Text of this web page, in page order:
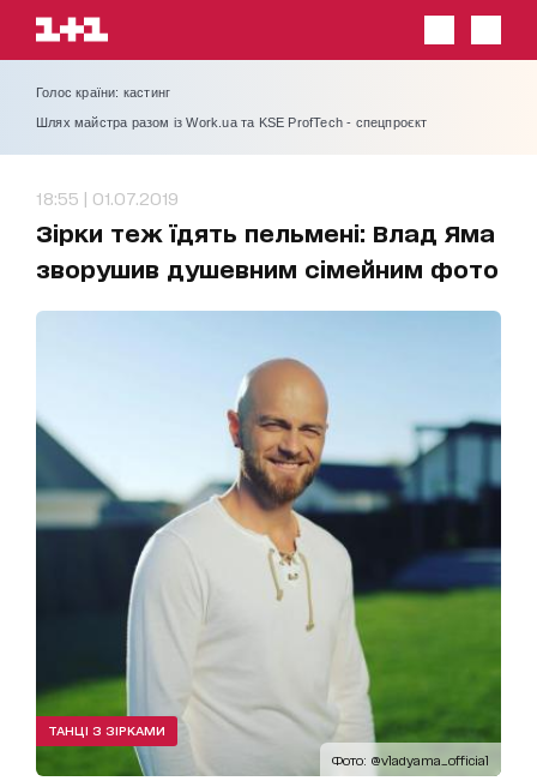
Голос країни: кастинг
Шлях майстра разом із Work.ua та KSE ProfTech - спецпроєкт
18:55 | 01.07.2019
Зірки теж їдять пельмені: Влад Яма
зворушив душевним сімейним фото
Фото: @vladyama_official
ТАНЦІ З ЗІРКАМИ